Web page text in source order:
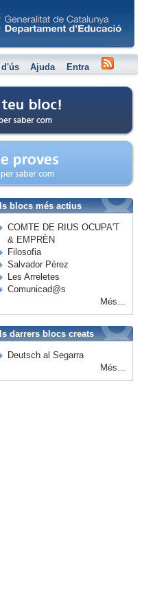
Ajuda Entra
blocs més actius
COMTE DE RIUS OCUPA'T
& EMPRÈN
Filosofia
Salvador Pérez
Les Arreletes
Comunicad@s
Més...
darrers blocs creats
Deutsch al Segarra
Més...